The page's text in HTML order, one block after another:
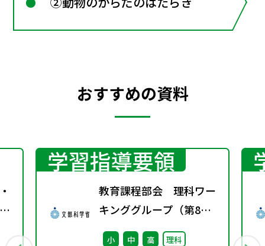
おすすめの資料
学習指導要領
教育課程部会 理科ワー
キンググループ（第8
回） 配付資料
小 中 高 理科